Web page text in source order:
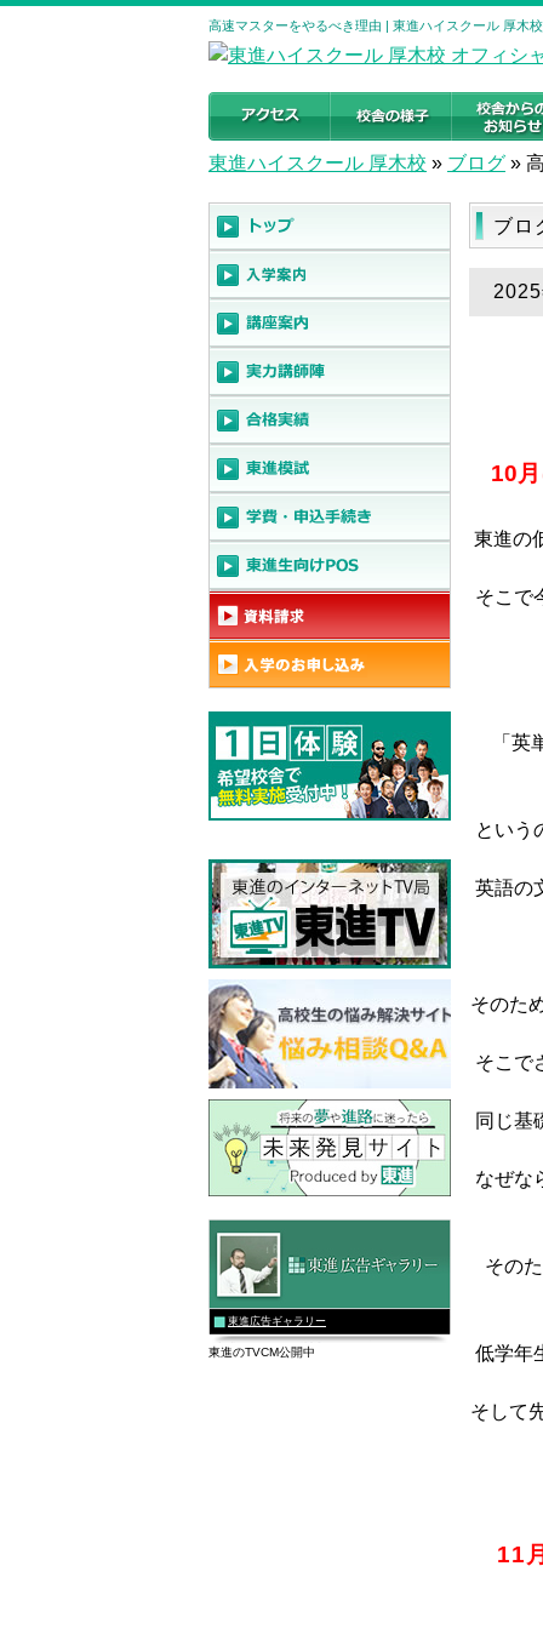
高速マスターをやるべき理由 | 東進ハイスクール 厚木
東進ハイスクール 厚木校 » ブログ »
ブロ
10
東進の
そこで
「
という
英語の
そのた
そこで
同じ基
なぜな
その
低学年
そして
11
東進広告ギャラリー
東進のTVCM公開中